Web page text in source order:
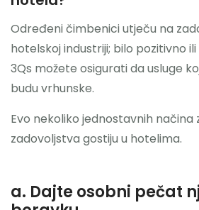
Određeni čimbenici utječu na
hotelskoj industriji; bilo pozitivno
3Qs možete osigurati da usluge
budu vrhunske.
Evo nekoliko jednostavnih načina
zadovoljstva gostiju u hotelima.
a. Dajte osobni pečat